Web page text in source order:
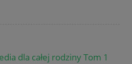
dla całej rodziny Tom 1